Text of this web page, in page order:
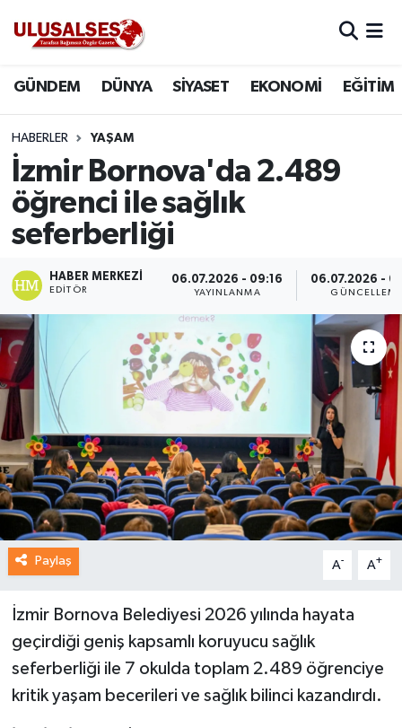
GÜNDEM DÜNYA SİYASET EKONOMİ EĞİTİM
HABERLER YAŞAM
İzmir Bornova'da 2.489
öğrenci ile sağlık
seferberliği
HABER MERKEZI
EDITÖR
06.07.2026 - 09:16
YAYINLANMA
06.07.2026 -
Paylaş A- A+
İzmir Bornova Belediyesi 2026 yılında hayata
geçirdiği geniş kapsamlı koruyucu sağlık
seferberliği ile 7 okulda toplam 2.489 öğrenciye
kritik yaşam becerileri ve sağlık bilinci kazandırdı.
DÜNYA
SİYASET
EKONOMİ
SAĞLIK
SPOR
Trafik Durumu
Süper Lig Puan Durumu ve Fikstür
Tüm Manşetler
Son Dakika Haberleri
Haber Arşivi